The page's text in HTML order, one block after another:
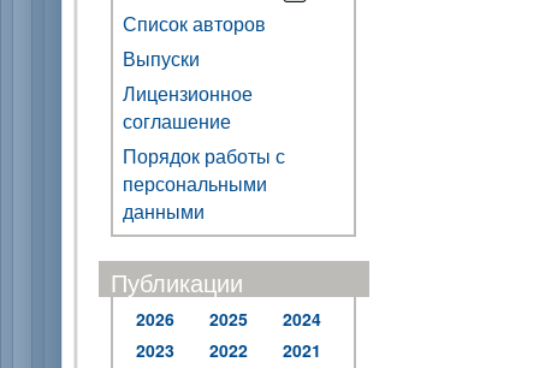
Список авторов
Выпуски
Лицензионное
соглашение
Порядок работы с
персональными
данными
Публикации
2026 2025
2024
2023
2022
2021